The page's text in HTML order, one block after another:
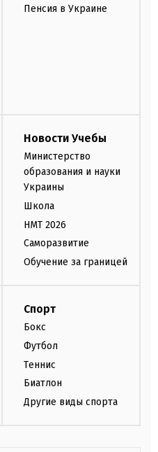
Пенсия в Украине
Новости Учебы
Министерство
образования и науки
Украины
Школа
НМТ 2026
Саморазвитие
Обучение за границей
Спорт
Бокс
Футбол
Теннис
Биатлон
Другие виды спорта